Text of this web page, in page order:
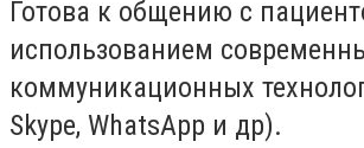
Готова к общению с
использованием
коммуникационных
Skype, WhatsApp и др).